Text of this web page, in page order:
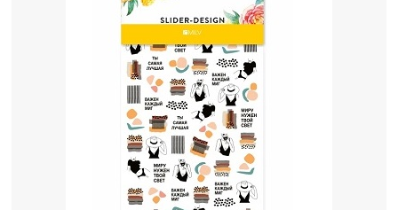
Одноразовая продукция
Уход за кожей